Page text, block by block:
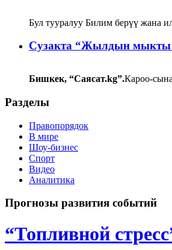
Бул тууралуу Билим берүү жана
Сузакта “Жылдын мыкты
Бишкек, “Саясат.kg”.Кароо-
Разделы
Правопорядок
В мире
Шоу-бизнес
Спорт
Видео
Аналитика
Прогнозы развития событий
“Топливной